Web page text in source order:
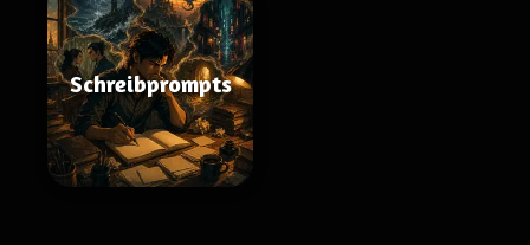
Schreibprompts